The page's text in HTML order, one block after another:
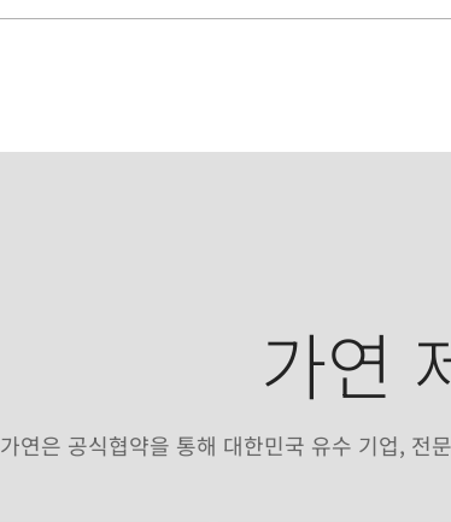
가연
가연은 공식협약을 통해 대한민국 유수 기업, 전